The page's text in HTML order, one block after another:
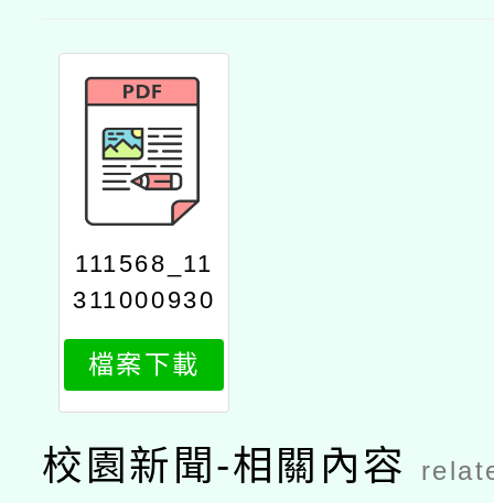
111568_11
311000930
_1_attach1
1
檔案下載
校園新聞-相關內容